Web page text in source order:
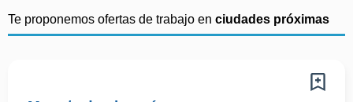
Te proponemos ofertas de trabajo en ciudades próximas